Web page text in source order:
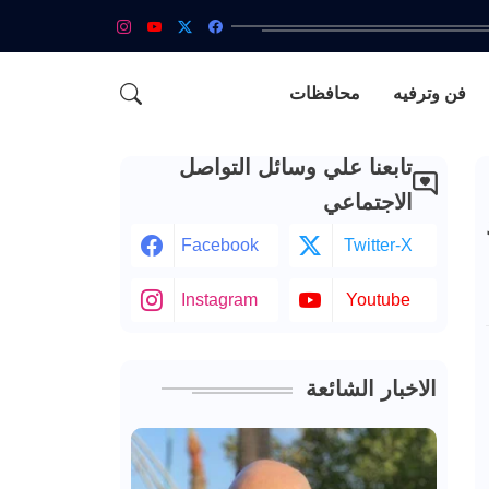
فن وترفيه محافظات
تابعنا علي وسائل التواصل
الاجتماعي
Facebook Twitter-X
Instagram Youtube
الاخبار الشائعة